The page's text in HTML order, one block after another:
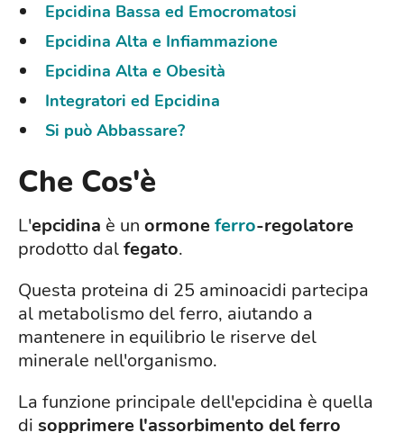
Epcidina Bassa ed Emocromatosi
Epcidina Alta e Infiammazione
Epcidina Alta e Obesità
Integratori ed Epcidina
Si può Abbassare?
Che Cos'è
L'epcidina è un ormoneferro-regolatore
prodotto dalfegato.
Questa proteina di 25 aminoacidi partecipa
al metabolismo del ferro, aiutando a
mantenere in equilibrio le riserve del
minerale nell'organismo.
La funzione principale dell'epcidina è quella
di sopprimere l'assorbimento del ferro